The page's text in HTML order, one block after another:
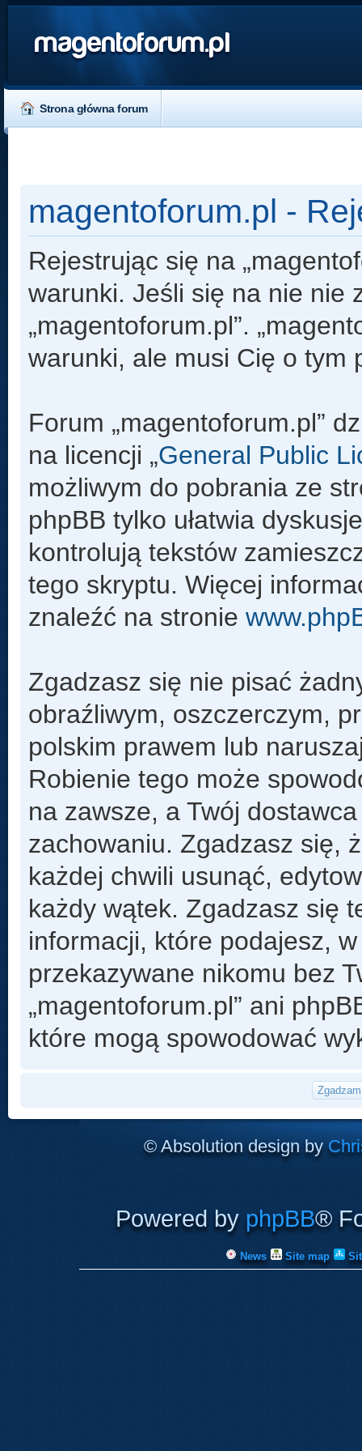
magentoforum.pl
Strona główna forum
magentoforum.pl -
Rejestrując się na
warunki. Jeśli się na nie nie
„magentoforum.pl”.
warunki, ale musi Cię o tym
Forum „magentoforum.pl”
na licencji „General Public
możliwym do pobrania ze
phpBB tylko ułatwia
kontrolują tekstów
tego skryptu. Więcej
znaleźć na stronie
Zgadzasz się nie pisać
obraźliwym, oszczerczym,
polskim prawem lub
Robienie tego może
na zawsze, a Twój
zachowaniu. Zgadzasz się,
każdej chwili usunąć,
każdy wątek. Zgadzasz się
informacji, które podajesz,
przekazywane nikomu bez
„magentoforum.pl” ani
które mogą spowodować
© Absolution design by
Powered by phpBB®
News Site map